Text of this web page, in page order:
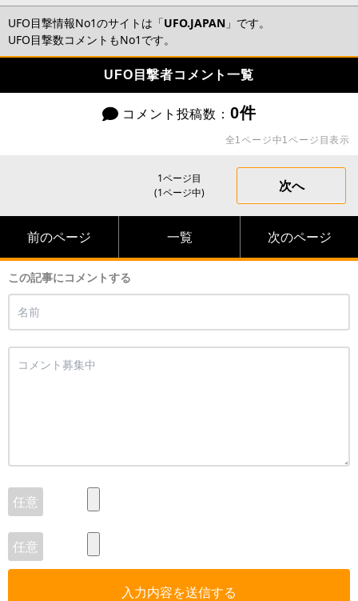
UFO目撃情報No1のサイトは「UFO.JAPAN 」です。
UFO目撃数コメントもNo1です。
UFO目撃者コメント一覧
コメント投稿数： 0件
全1ページ中1ページ目表示
1ページ目
(1ページ中)
次へ
前のページ 一覧 次のページ
この記事にコメントする
入力内容を送信する